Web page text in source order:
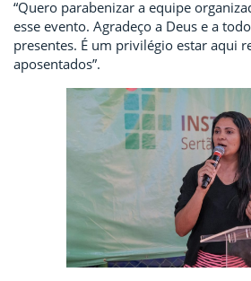
“Quero parabenizar a equipe
esse evento. Agradeço a Deus e a
presentes. É um privilégio estar aqui
aposentados”.